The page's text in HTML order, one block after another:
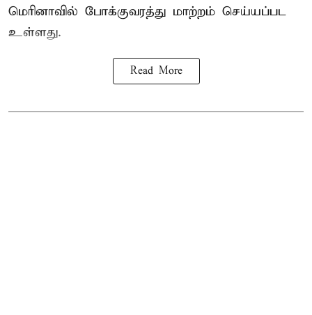
மெரினாவில் போக்குவரத்து மாற்றம் செய்யப்பட
உள்ளது.
Read More